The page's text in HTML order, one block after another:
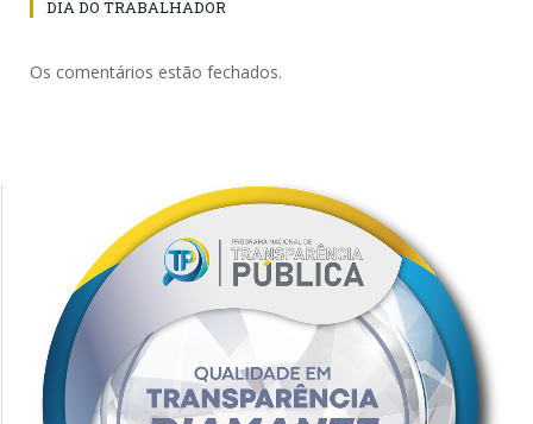
DIA DO TRABALHADOR
Os comentários estão fechados.